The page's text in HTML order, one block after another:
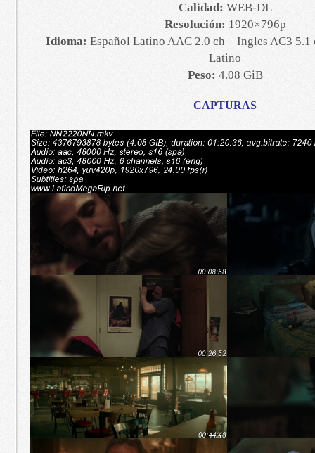
Calidad: WEB-DL
Resolución: 1920×796p
Idioma: Español Latino AAC 2.0 ch – Ingles AC3 5.1
Latino
Peso: 4.08 GiB
CAPTURAS